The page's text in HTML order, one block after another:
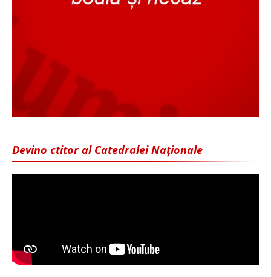
Devino ctitor al Catedralei Naţionale